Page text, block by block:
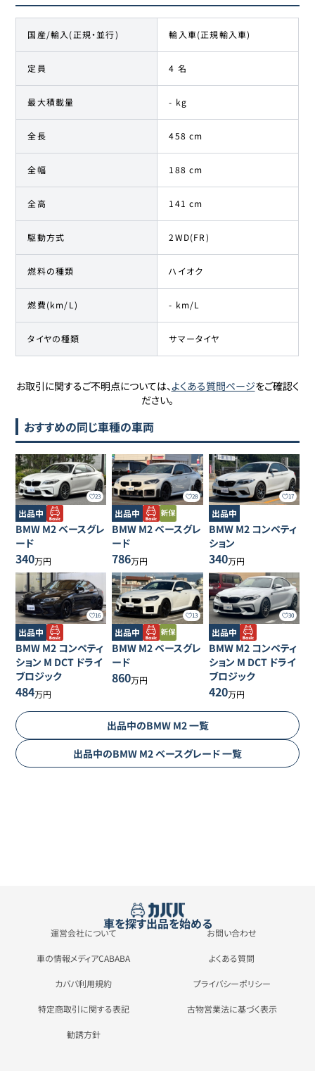
国産/輸入(正規・並行) 輸入車(正規輸入車)
定員 4 名
最大積載量 - kg
全長 458 cm
全幅 188 cm
全高 141 cm
駆動方式 2WD(FR)
燃料の種類 ハイオク
燃費(km/L) - km/L
タイヤの種類 サマータイヤ
お取引に関するご不明点については、よくある質問ページをご確認く
ださい。
おすすめの同じ車種の車両
23
出品中
BMW M2ベースグレ
ード
340万円
28
出品中
BMW M2ベースグレ
ード
786万円
17
出品中
BMW M2 コンペティ
ション
340万円
16
出品中
BMW M2 コンペティ
ション M DCT ドライ
ブロジック
484万円
13
出品中
BMW M2ベースグレ
ード
860万円
30
出品中
BMW M2 コンペティ
ション M DCT ドライ
ブロジック
420万円
出品中のBMW M2一覧
出品中のBMW M2ベースグレード一覧
車を探す出品を始める
運営会社について お問い合わせ
車の情報メディアCABABA よくある質問
カババ利用規約 プライバシーポリシー
特定商取引に関する表記 古物営業法に基づく表示
勧誘方針